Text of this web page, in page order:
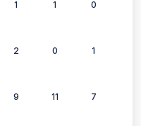
1 1 0
2 0 1
9 11 7